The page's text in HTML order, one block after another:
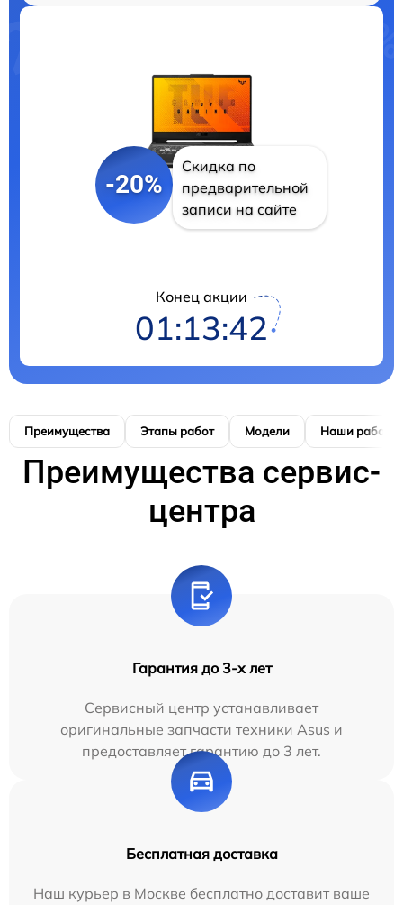
-20%
Скидка по
предварительной
записи на сайте
Конец акции
01:13:41
Преимущества Этапы работ Модели Наши работы
Преимущества сервис-
центра
Гарантия до 3-х лет
Сервисный центр устанавливает
оригинальные запчасти техники Asus и
предоставляет гарантию до 3 лет.
Бесплатная доставка
Наш курьер в Москве бесплатно доставит ваше